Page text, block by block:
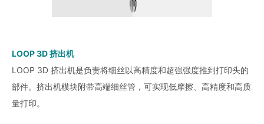
LOOP 3D 挤出机
LOOP 3D 挤出机是负责将细丝以高精度和超强强度推到打印头的
部件。挤出机模块附带高端细丝管，可实现低摩擦、高精度和高质
量打印。